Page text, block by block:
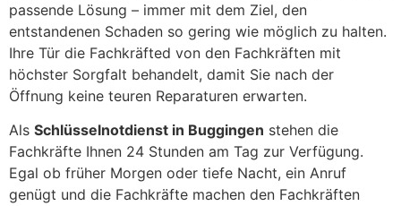
passende Lösung – immer mit dem Ziel, den
entstandenen Schaden so gering wie möglich zu halten.
Ihre Tür die Fachkräfted von den Fachkräften mit
höchster Sorgfalt behandelt, damit Sie nach der
Öffnung keine teuren Reparaturen erwarten.
Als Schlüsselnotdienst in Buggingen stehen die
Fachkräfte Ihnen 24 Stunden am Tag zur Verfügung.
Egal ob früher Morgen oder tiefe Nacht, ein Anruf
genügt und die Fachkräfte machen den Fachkräften